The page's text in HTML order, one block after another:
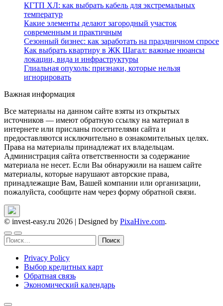
КГТП ХЛ: как выбрать кабель для экстремальных
температур
Какие элементы делают загородный участок
современным и практичным
Сезонный бизнес: как заработать на праздничном спросе
Как выбрать квартиру в ЖК Шагал: важные нюансы
локации, вида и инфраструктуры
Глиальная опухоль: признаки, которые нельзя
игнорировать
Важная информация
Все материалы на данном сайте взяты из открытых
источников — имеют обратную ссылку на материал в
интернете или присланы посетителями сайта и
предоставляются исключительно в ознакомительных целях.
Права на материалы принадлежат их владельцам.
Администрация сайта ответственности за содержание
материала не несет. Если Вы обнаружили на нашем сайте
материалы, которые нарушают авторские права,
принадлежащие Вам, Вашей компании или организации,
пожалуйста, сообщите нам через форму обратной связи.
© invest-easy.ru 2026 | Designed by PixaHive.com.
Найти:
Privacy Policy
Выбор кредитных карт
Обратная связь
Экономический календарь